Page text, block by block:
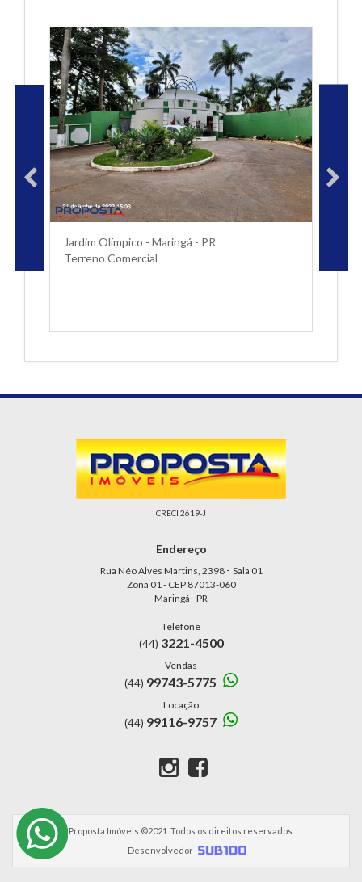
Jardim Olímpico - Maringá - PR
Terreno Comercial
CRECI 2619-J
Endereço
Rua Néo Alves Martins, 2398 - Sala 01
Zona 01 - CEP 87013-060
Maringá - PR
Telefone
(44) 3221-4500
Vendas
(44) 99743-5775
Locação
(44) 99116-9757
Proposta Imóveis ©2021. Todos os direitos reservados.
Desenvolvedor